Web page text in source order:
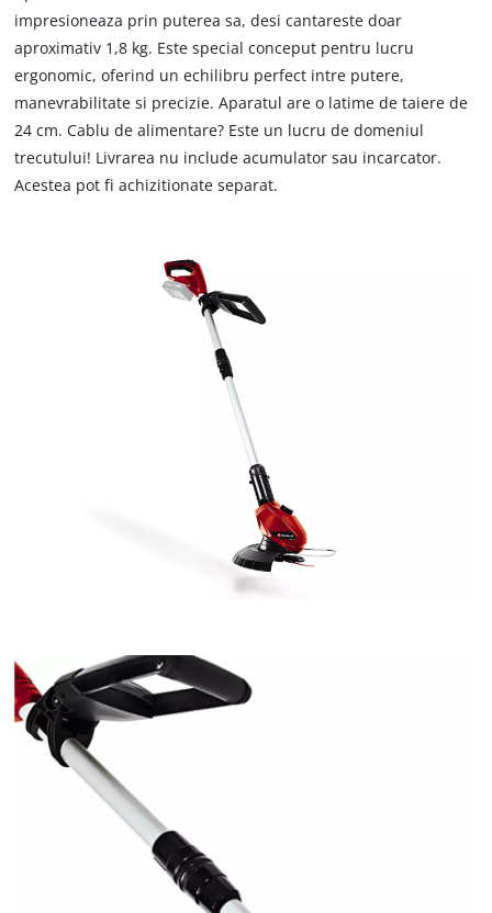
impresioneaza prin puterea sa, desi cantareste doar
aproximativ 1,8 kg. Este special conceput pentru lucru
ergonomic, oferind un echilibru perfect intre putere,
manevrabilitate si precizie. Aparatul are o latime de taiere de
24 cm. Cablu de alimentare? Este un lucru de domeniul
trecutului! Livrarea nu include acumulator sau incarcator.
Acestea pot fi achizitionate separat.